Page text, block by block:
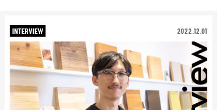
INTERVIEW 2022.12.01